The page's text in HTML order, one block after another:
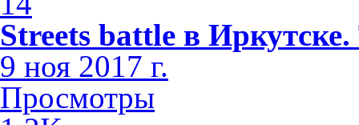
Streets battle в
9 ноя 2017 г.
Просмотры